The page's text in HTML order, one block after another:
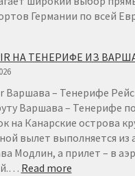
Германии по всей
НА ТЕНЕРИФЕ ИЗ
Варшава – Тенерифе
Варшава – Тенерифе
на Канарские острова
вылет выполняется из
Модлин, а прилет – в
Read more: